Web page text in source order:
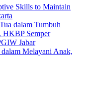
Skills to Maintain
dalam Tumbuh
HKBP Semper
Jabar
Melayani Anak,